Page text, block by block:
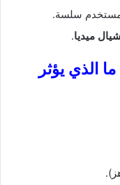
مستخدم سلسة.
ميديا.
الذي يؤثر